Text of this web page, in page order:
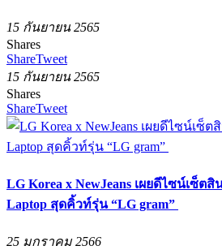
15 กันยายน 2565
Shares
ShareTweet
15 กันยายน 2565
Shares
ShareTweet
LG Korea x NewJeans เผยดีไซน์เซ็ต
Laptop สุดคิ้วท์รุ่น “LG gram”
25 มกราคม 2566